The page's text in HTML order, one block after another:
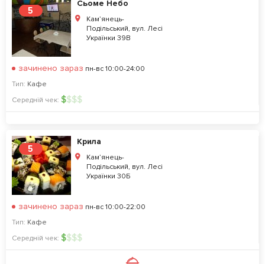
5
Сьоме Небо
Кам’янець-
Подільський, вул. Лесі
Українки 39В
зачинено зараз пн-вс 10:00-24:00
Тип: Кафе
Середній чек: $$$$
5
Крила
Кам’янець-
Подільський, вул. Лесі
Українки 30Б
зачинено зараз пн-вс 10:00-22:00
Тип: Кафе
Середній чек: $$$$